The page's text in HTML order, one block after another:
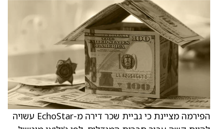
הפירמה מציינת כי גביית שכר דירה מ-EchoStar עשויה